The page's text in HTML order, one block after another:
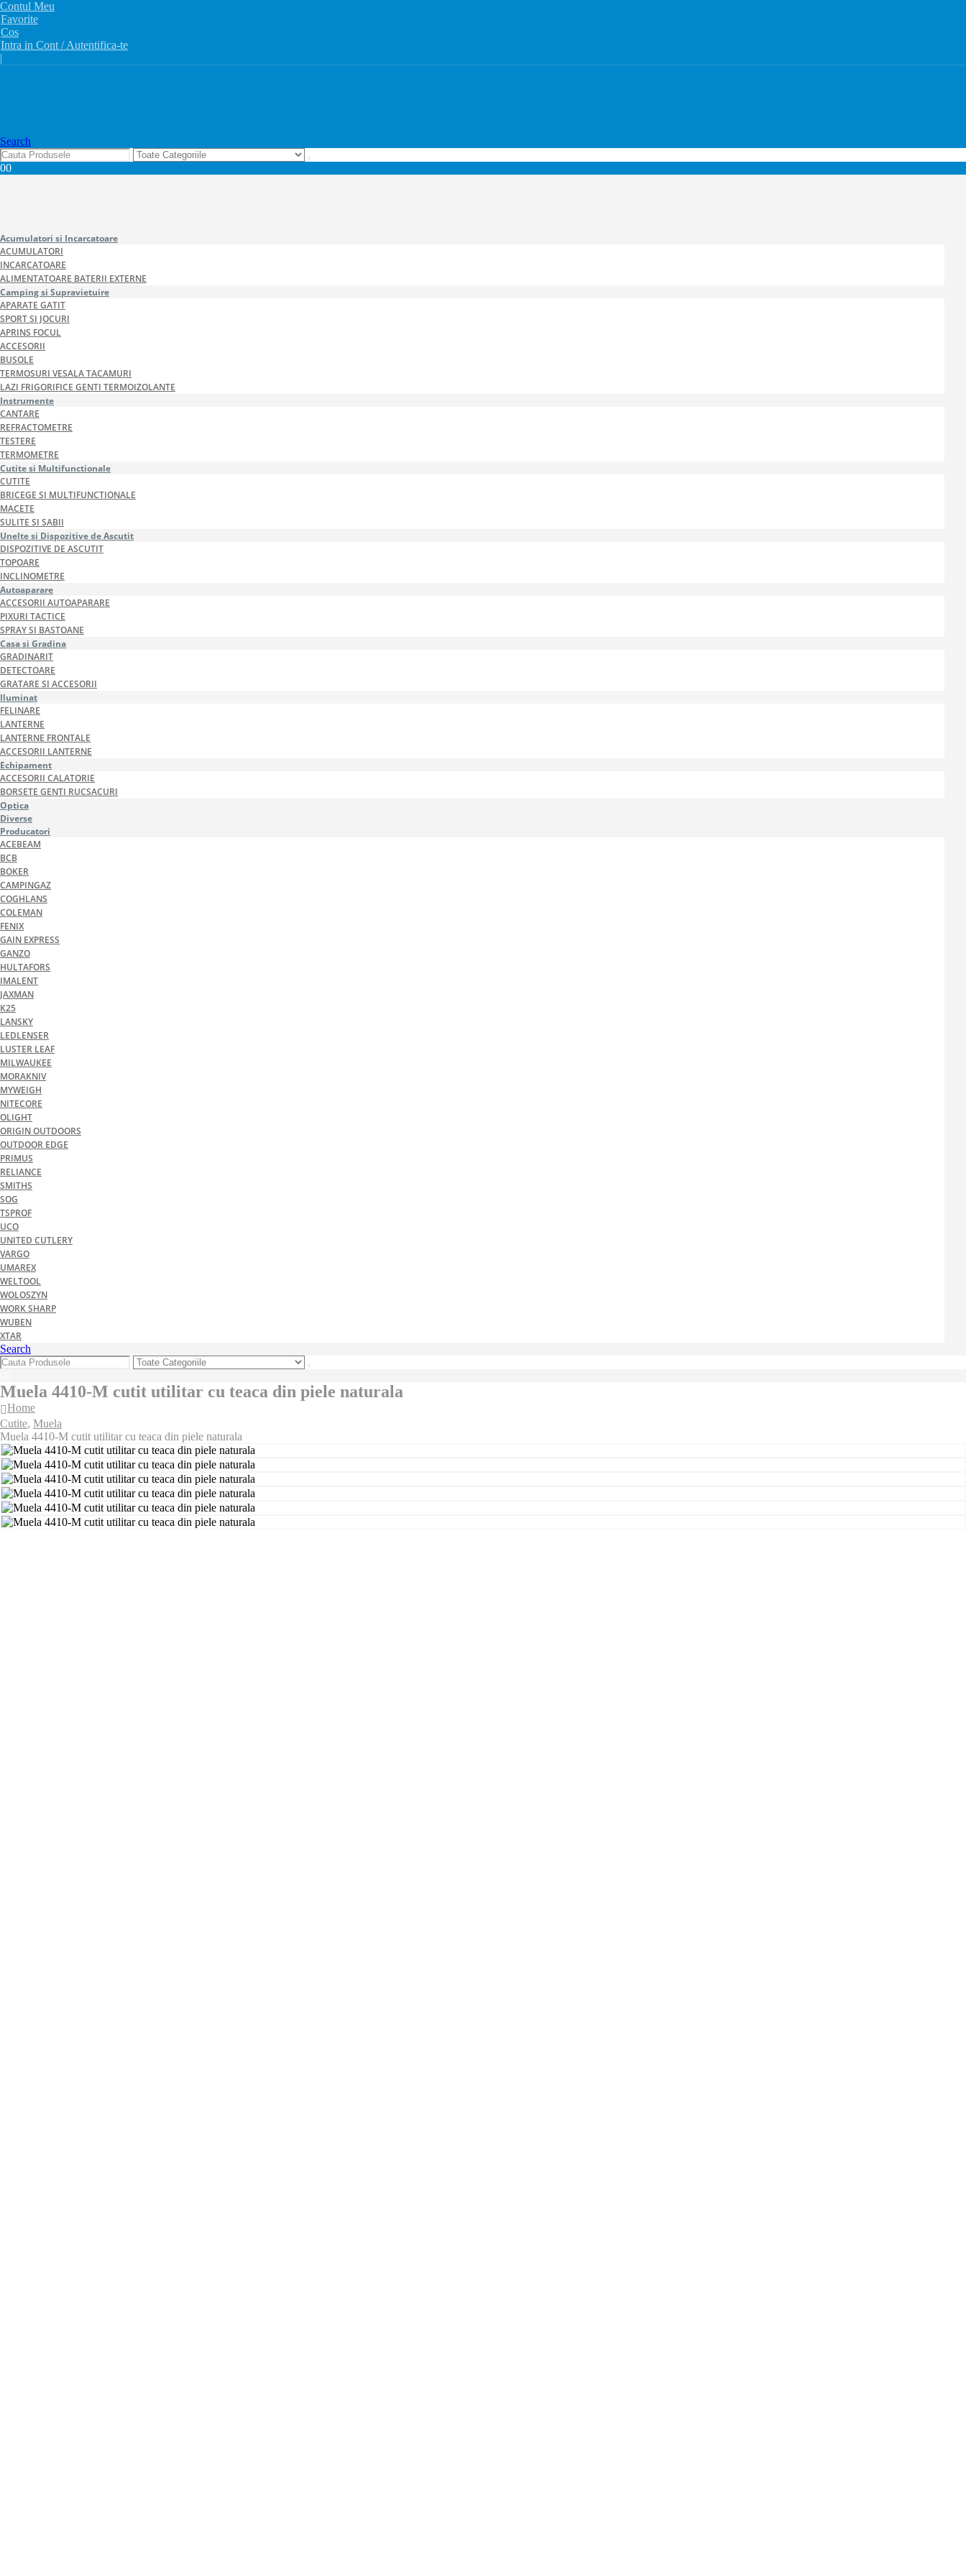
Contul Meu
Favorite
Cos
Intra in Cont / Autentifica-te
|
Search
00
Acumulatori si Incarcatoare
ACUMULATORI
INCARCATOARE
ALIMENTATOARE BATERII EXTERNE
Camping si Supravietuire
APARATE GATIT
SPORT SI JOCURI
APRINS FOCUL
ACCESORII
BUSOLE
TERMOSURI VESALA TACAMURI
LAZI FRIGORIFICE GENTI TERMOIZOLANTE
Instrumente
CANTARE
REFRACTOMETRE
TESTERE
TERMOMETRE
Cutite si Multifunctionale
CUTITE
BRICEGE SI MULTIFUNCTIONALE
MACETE
SULITE SI SABII
Unelte si Dispozitive de Ascutit
DISPOZITIVE DE ASCUTIT
TOPOARE
INCLINOMETRE
Autoaparare
ACCESORII AUTOAPARARE
PIXURI TACTICE
SPRAY SI BASTOANE
Casa si Gradina
GRADINARIT
DETECTOARE
GRATARE SI ACCESORII
Iluminat
FELINARE
LANTERNE
LANTERNE FRONTALE
ACCESORII LANTERNE
Echipament
ACCESORII CALATORIE
BORSETE GENTI RUCSACURI
Optica
Diverse
Producatori
ACEBEAM
BCB
BOKER
CAMPINGAZ
COGHLANS
COLEMAN
FENIX
GAIN EXPRESS
GANZO
HULTAFORS
IMALENT
JAXMAN
K25
LANSKY
LEDLENSER
LUSTER LEAF
MILWAUKEE
MORAKNIV
MYWEIGH
NITECORE
OLIGHT
ORIGIN OUTDOORS
OUTDOOR EDGE
PRIMUS
RELIANCE
SMITHS
SOG
TSPROF
UCO
UNITED CUTLERY
VARGO
UMAREX
WELTOOL
WOLOSZYN
WORK SHARP
WUBEN
XTAR
Search
Muela 4410-M cutit utilitar cu teaca din piele naturala
Home
Cutite, Muela
Muela 4410-M cutit utilitar cu teaca din piele naturala